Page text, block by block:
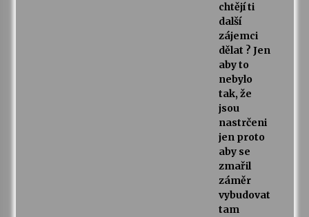
chtějí ti
další
zájemci
dělat ? Jen
aby to
nebylo
tak, že
jsou
nastrčeni
jen proto
aby se
zmařil
záměr
vybudovat
tam